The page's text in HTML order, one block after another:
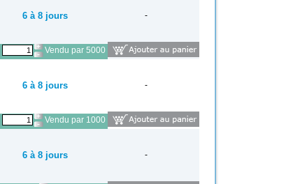
6 à 8 jours -
Vendu par 5000
6 à 8 jours -
Vendu par 1000
6 à 8 jours -